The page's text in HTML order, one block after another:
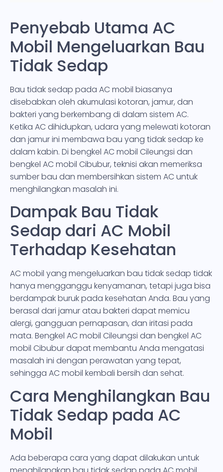
Penyebab Utama AC
Mobil Mengeluarkan Bau
Tidak Sedap
Bau tidak sedap pada AC mobil biasanya
disebabkan oleh akumulasi kotoran, jamur, dan
bakteri yang berkembang di dalam sistem AC.
Ketika AC dihidupkan, udara yang melewati kotoran
dan jamur ini membawa bau yang tidak sedap ke
dalam kabin. Di bengkel AC mobil Cileungsi dan
bengkel AC mobil Cibubur, teknisi akan memeriksa
sumber bau dan membersihkan sistem AC untuk
menghilangkan masalah ini.
Dampak Bau Tidak
Sedap dari AC Mobil
Terhadap Kesehatan
AC mobil yang mengeluarkan bau tidak sedap tidak
hanya mengganggu kenyamanan, tetapi juga bisa
berdampak buruk pada kesehatan Anda. Bau yang
berasal dari jamur atau bakteri dapat memicu
alergi, gangguan pernapasan, dan iritasi pada
mata. Bengkel AC mobil Cileungsi dan bengkel AC
mobil Cibubur dapat membantu Anda mengatasi
masalah ini dengan perawatan yang tepat,
sehingga AC mobil kembali bersih dan sehat.
Cara Menghilangkan Bau
Tidak Sedap pada AC
Mobil
Ada beberapa cara yang dapat dilakukan untuk